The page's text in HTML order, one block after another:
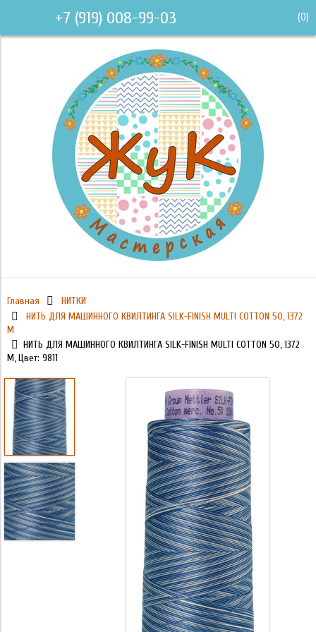
+7 (919) 008-99-03 (0)
Главная
НИТКИ
НИТЬ ДЛЯ МАШИННОГО КВИЛТИНГА SILK-FINISH MULTI COTTON 50, 1372
М
НИТЬ ДЛЯ МАШИННОГО КВИЛТИНГА SILK-FINISH MULTI COTTON 50, 1372
М, Цвет: 9811